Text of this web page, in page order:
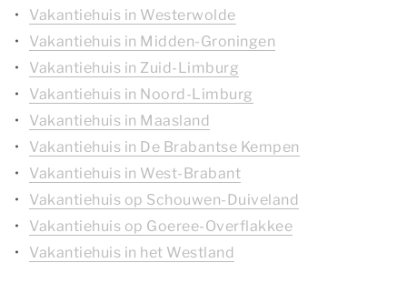
Vakantiehuis in Westerwolde
Vakantiehuis in Midden-Groningen
Vakantiehuis in Zuid-Limburg
Vakantiehuis in Noord-Limburg
Vakantiehuis in Maasland
Vakantiehuis in De Brabantse Kempen
Vakantiehuis in West-Brabant
Vakantiehuis op Schouwen-Duiveland
Vakantiehuis op Goeree-Overflakkee
Vakantiehuis in het Westland